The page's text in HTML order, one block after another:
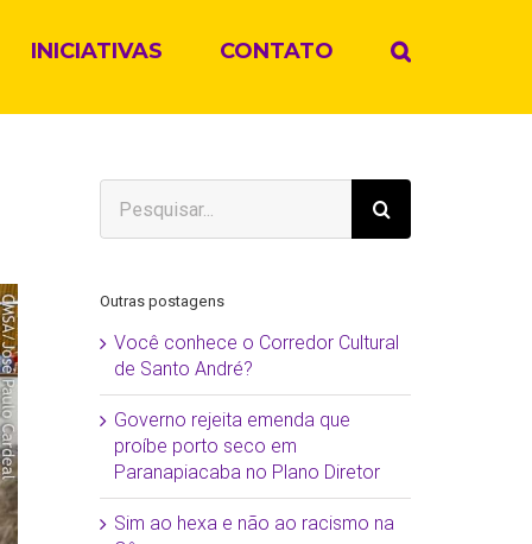
INICIATIVAS CONTATO
resultados
para:
Outras postagens
Você conhece o Corredor Cultural
de Santo André?
Governo rejeita emenda que
proíbe porto seco em
Paranapiacaba no Plano Diretor
Sim ao hexa e não ao racismo na